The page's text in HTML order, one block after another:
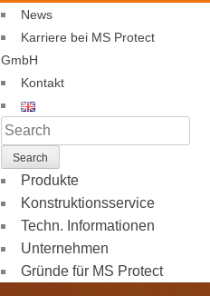
News
Karriere bei MS Protect
GmbH
Kontakt
Produkte
Konstruktionsservice
Techn. Informationen
Unternehmen
Gründe für MS Protect